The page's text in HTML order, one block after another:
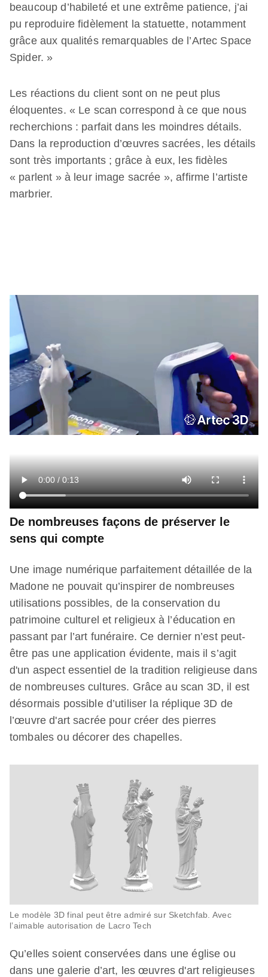
beaucoup d’habileté et une extrême patience, j’ai
pu reproduire fidèlement la statuette, notamment
grâce aux qualités remarquables de l’Artec Space
Spider. »
Les réactions du client sont on ne peut plus
éloquentes. « Le scan correspond à ce que nous
recherchions : parfait dans les moindres détails.
Dans la reproduction d’œuvres sacrées, les détails
sont très importants ; grâce à eux, les fidèles
« parlent » à leur image sacrée », affirme l’artiste
marbrier.
De nombreuses façons de préserver le
sens qui compte
Une image numérique parfaitement détaillée de la
Madone ne pouvait qu’inspirer de nombreuses
utilisations possibles, de la conservation du
patrimoine culturel et religieux à l’éducation en
passant par l’art funéraire. Ce dernier n’est peut-
être pas une application évidente, mais il s’agit
d'un aspect essentiel de la tradition religieuse dans
de nombreuses cultures. Grâce au scan 3D, il est
désormais possible d’utiliser la réplique 3D de
l’œuvre d'art sacrée pour créer des pierres
tombales ou décorer des chapelles.
Le modèle 3D final peut être admiré sur Sketchfab. Avec
l’aimable autorisation de Lacro Tech
Qu’elles soient conservées dans une église ou
dans une galerie d’art, les œuvres d'art religieuses